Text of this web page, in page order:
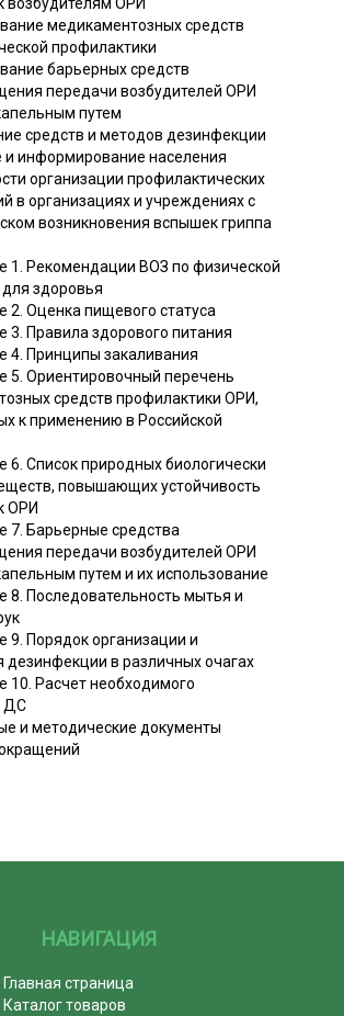
медикаментозных средств
профилактики
барьерных средств
передачи возбудителей ОРИ
путем
средств и методов дезинфекции
и информирование населения
организации профилактических
в организациях и учреждениях с
возникновения вспышек гриппа
1. Рекомендации ВОЗ по физической
здоровья
2. Оценка пищевого статуса
3. Правила здорового питания
4. Принципы закаливания
5. Ориентировочный перечень
средств профилактики ОРИ,
к применению в Российской
6. Список природных биологически
повышающих устойчивость
ОРИ
7. Барьерные средства
передачи возбудителей ОРИ
путем и их использование
8. Последовательность мытья и
9. Порядок организации и
дезинфекции в различных очагах
10. Расчет необходимого
ДС
и методические документы
НАВИГАЦИЯ
Главная страница
Каталог товаров